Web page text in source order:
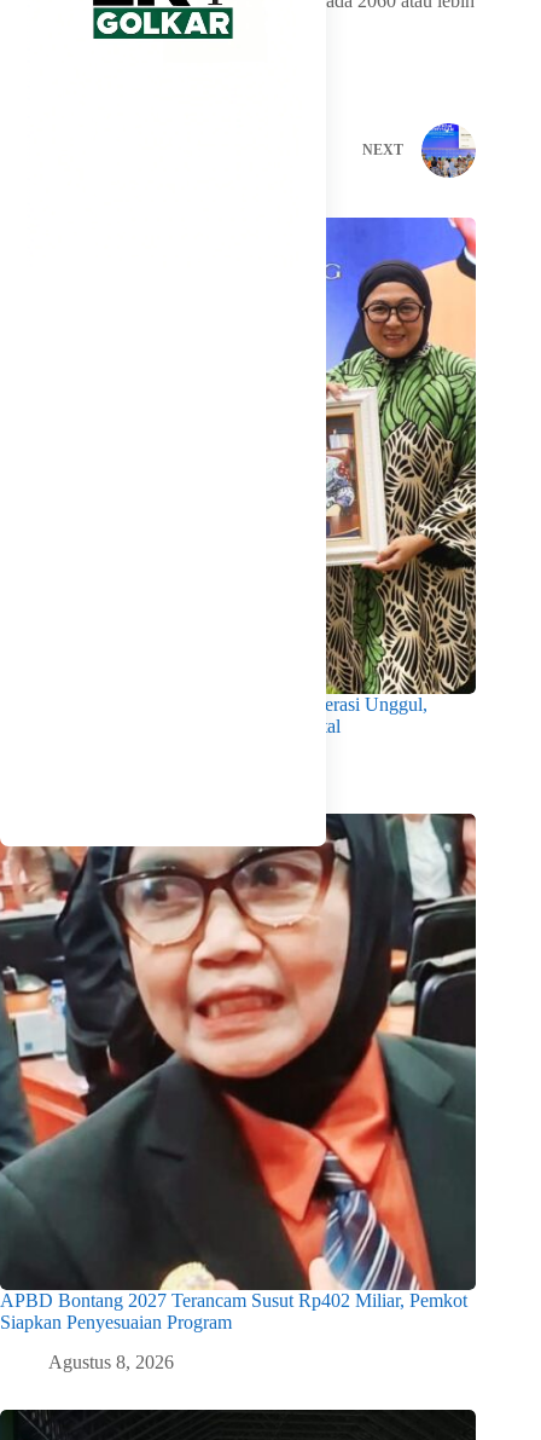
NEXT
Wabup Intan Dorong Mahasiswa Jadi Generasi Unggul,
Berkarakter dan Sadar Hukum di Era Digital
APBD Bontang 2027 Terancam Susut Rp402 Miliar, Pemkot
Siapkan Penyesuaian Program
Agustus 8, 2026